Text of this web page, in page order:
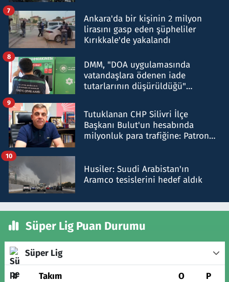
Ankara'da bir kişinin 2 milyon
lirasını gasp eden şüpheliler
Kırıkkale'de yakalandı
7
DMM, "DOA uygulamasında
vatandaşlara ödenen iade
tutarlarının düşürüldüğü"
8
Tutuklanan CHP Silivri İlçe
Başkanı Bulut'un hesabında
milyonluk para trafiğine: Patron
9
Husiler: Suudi Arabistan'ın
Aramco tesislerini hedef aldık
10
Süper Lig Puan Durumu
Süper Lig
# Takım O P